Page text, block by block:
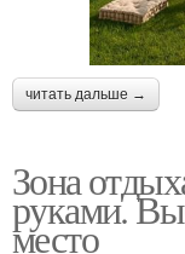
читать дальше →
Зона
руками.
место